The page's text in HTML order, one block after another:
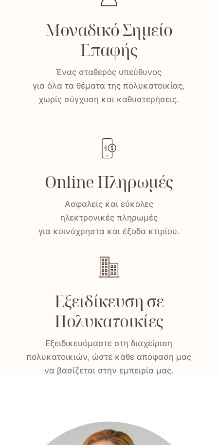
Μοναδικό Σημείο
Επαφής
Ένας σταθερός υπεύθυνος
για όλα τα θέματα της πολυκατοικίας,
χωρίς σύγχυση και καθυστερήσεις.
Online Πληρωμές
Ασφαλείς και εύκολες
ηλεκτρονικές πληρωμές
για κοινόχρηστα και έξοδα κτιρίου.
Εξειδίκευση σε
Πολυκατοικίες
Εξειδικευόμαστε στη διαχείριση
πολυκατοικιών, ώστε κάθε απόφαση μας
να βασίζεται στην εμπειρία μας.